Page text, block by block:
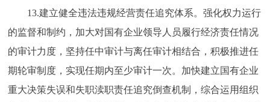
13.建立健全违法违规经营责任追究体系。强化权力运行
的监督和制约，加大对国有企业领导人员履行经济责任情况
的审计力度，坚持任中审计与离任审计相结合，积极推进任
期轮审制度，实现任期内至少审计一次。加快建立国有企业
重大决策失误和失职渎职责任追究倒查机制，综合运用组织